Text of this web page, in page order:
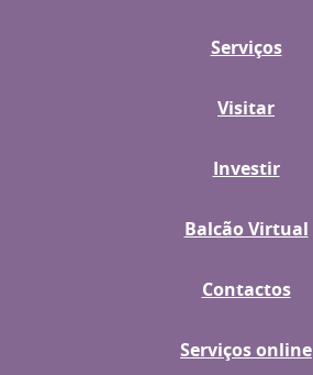
Serviços
Visitar
Investir
Balcão Virtual
Contactos
Serviços online